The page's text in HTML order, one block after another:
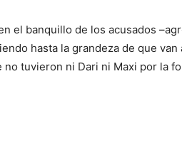
el banquillo de los acusados
hasta la grandeza de que van
tuvieron ni Dari ni Maxi por la